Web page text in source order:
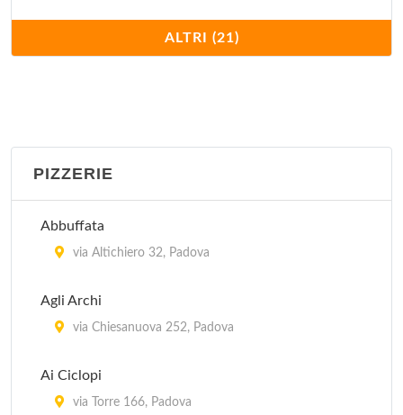
Antica Trattoria al Bosco
via Valmarana 13, Saonara
Antica Trattoria dei Paccagnella
Cantina del Gufo
Da Linda
Dai Grandi
ALTRI (21)
PIZZERIE
Abbuffata
via Altichiero 32, Padova
Agli Archi
via Chiesanuova 252, Padova
Ai Ciclopi
via Torre 166, Padova